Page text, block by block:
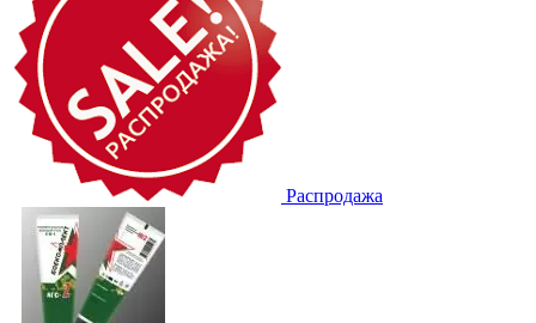
Распродажа